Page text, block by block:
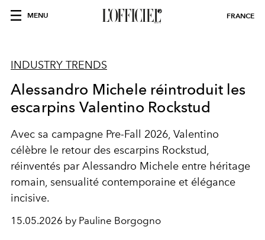
MENU FRANCE
INDUSTRY TRENDS
Alessandro Michele réintroduit les
escarpins Valentino Rockstud
Avec sa campagne Pre-Fall 2026, Valentino
célèbre le retour des escarpins Rockstud,
réinventés par Alessandro Michele entre héritage
romain, sensualité contemporaine et élégance
incisive.
15.05.2026 by Pauline Borgogno